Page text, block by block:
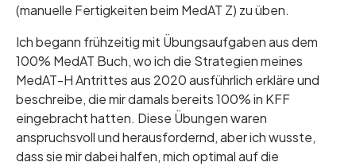
(manuelle Fertigkeiten beim MedAT Z) zu üben.
Ich begann frühzeitig mit Übungsaufgaben aus dem
100% MedAT Buch, wo ich die Strategien meines
MedAT-H Antrittes aus 2020 ausführlich erkläre und
beschreibe, die mir damals bereits 100% in KFF
eingebracht hatten. Diese Übungen waren
anspruchsvoll und herausfordernd, aber ich wusste,
dass sie mir dabei halfen, mich optimal auf die